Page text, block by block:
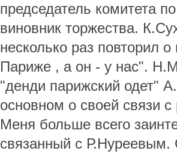
председатель комитета
виновник торжества.
несколько раз повторил
Париже , а он - у нас".
"денди парижский одет"
основном о своей связи
Меня больше всего
связанный с Р.Нуреевым.